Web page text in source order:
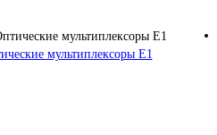
мультиплексоры Е1